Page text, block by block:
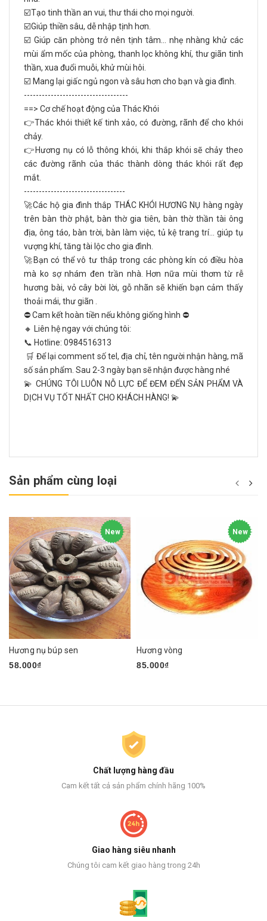
☑️Tạo tinh thần an vui, thư thái cho mọi người.
☑️Giúp thiền sâu, dễ nhập tịnh hơn.
☑️ Giúp căn phòng trở nên tịnh tâm... nhẹ nhàng khử các
mùi ẩm mốc của phòng, thanh lọc không khí, thư giãn tinh
thần, xua đuổi muỗi, khử mùi hôi.
☑️ Mang lại giấc ngủ ngon và sâu hơn cho bạn và gia đình.
-----------------------------------
==> Cơ chế hoạt động của Thác Khói
👉Thác khói thiết kế tinh xảo, có đường, rãnh để cho khói
chảy.
👉Hương nụ có lỗ thông khói, khi thắp khói sẽ chảy theo
các đường rãnh của thác thành dòng thác khói rất đẹp
mắt.
----------------------------------
🚀Các hộ gia đình thắp THÁC KHÓI HƯƠNG NỤ hàng ngày
trên bàn thờ phật, bàn thờ gia tiên, bàn thờ thần tài ông
địa, ông táo, bàn trời, bàn làm việc, tủ kệ trang trí… giúp tụ
vượng khí, tăng tài lộc cho gia đình.
🚀Bạn có thể vô tư thắp trong các phòng kín có điều hòa
mà ko sợ nhám đen trần nhà. Hơn nữa mùi thơm từ rễ
hương bài, vỏ cây bời lời, gỗ nhãn sẽ khiến bạn cảm thấy
thoải mái, thư giãn .
⛔ Cam kết hoàn tiền nếu không giống hình ⛔
🔸 Liên hệ ngay với chúng tôi:
📞 Hotline: 0984516313
🛒 Để lại comment số tel, địa chỉ, tên người nhận hàng, mã
số sản phẩm. Sau 2-3 ngày bạn sẽ nhận được hàng nhé
💫 CHÚNG TÔI LUÔN NỖ LỰC ĐỂ ĐEM ĐẾN SẢN PHẨM VÀ
DỊCH VỤ TỐT NHẤT CHO KHÁCH HÀNG! 💫
Sản phẩm cùng loại
New
Hương nụ búp sen
58.000₫
New
Hương vòng
85.000₫
Chất lượng hàng đầu
Cam kết tất cả sản phẩm chính hãng 100%
Giao hàng siêu nhanh
Chúng tôi cam kết giao hàng trong 24h